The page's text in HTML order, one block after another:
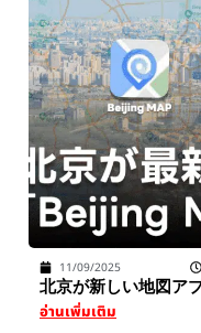
11/09/2025
北京が新しい地図ア
อ่านเพิ่มเติม